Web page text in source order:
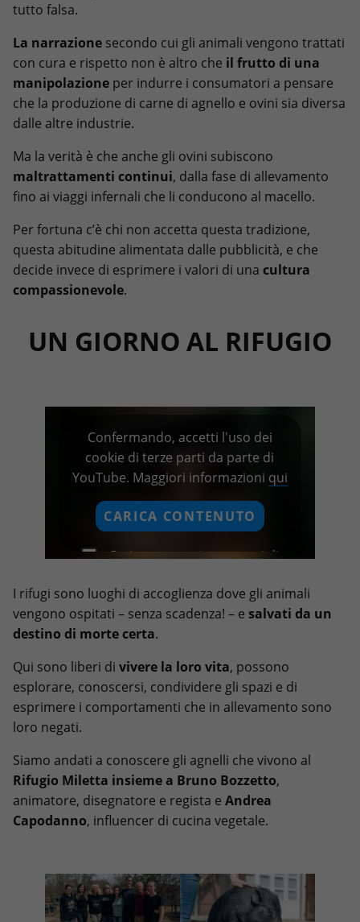
tutto falsa.
La narrazione secondo cui gli animali vengono trattati
con cura e rispetto non è altro che il frutto di una
manipolazione per indurre i consumatori a pensare
che la produzione di carne di agnello e ovini sia diversa
dalle altre industrie.
Ma la verità è che anche gli ovini subiscono
maltrattamenti continui, dalla fase di allevamento
fino ai viaggi infernali che li conducono al macello.
Per fortuna c’è chi non accetta questa tradizione,
questa abitudine alimentata dalle pubblicità, e che
decide invece di esprimere i valori di una cultura
compassionevole.
UN GIORNO AL RIFUGIO
Confermando, accetti l'uso dei
cookie di terze parti da parte di
YouTube. Maggiori informazioni qui
CARICA CONTENUTO
Carica sempre i contenuti di
I rifugi sono luoghi di accoglienza dove gli animali
vengono ospitati – senza scadenza! – e salvati da un
destino di morte certa.
Qui sono liberi di vivere la loro vita, possono
esplorare, conoscersi, condividere gli spazi e di
esprimere i comportamenti che in allevamento sono
loro negati.
Siamo andati a conoscere gli agnelli che vivono al
Rifugio Miletta insieme a Bruno Bozzetto,
animatore, disegnatore e regista e Andrea
Capodanno, influencer di cucina vegetale.